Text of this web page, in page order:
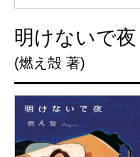
明けないで夜
(燃え殻 著)